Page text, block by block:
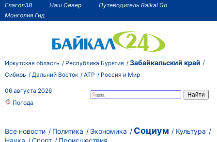
Глагол38 Наш Север
Путеводитель Baikal Go
Монголия Гид
Иркутская область Республика Бурятия Забайкальский край
Сибирь Дальний Восток АТР Россия и Мир
06 августа 2026
Погода
Все новости Политика Экономика Социум
Культура
Наука
Спорт Происшествия